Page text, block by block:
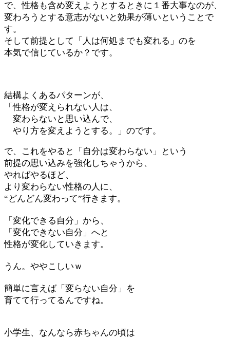
で、性格も含め変えようとするときに１番大事なのが、
変わろうとする意志がないと効果が薄いということで
す。
そして前提として「人は何処までも変れる」のを
本気で信じているか？です。
結構よくあるパターンが、
「性格が変えられない人は、
変わらないと思い込んで、
やり方を変えようとする。」のです。
で、これをやると「自分は変わらない」という
前提の思い込みを強化しちゃうから、
やればやるほど、
より変わらない性格の人に、
“どんどん変わって”行きます。
「変化できる自分」から、
「変化できない自分」へと
性格が変化していきます。
うん。ややこしいｗ
簡単に言えば「変らない自分」を
育てて行ってるんですね。
小学生、なんなら赤ちゃんの頃は